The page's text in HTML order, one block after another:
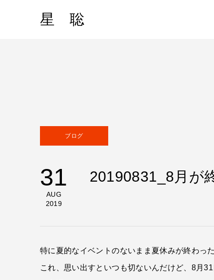
星 聡
ブログ
31
AUG
2019
20190831_8月が
特に夏的なイベントのないまま夏休みが終わっ
これ、思い出すといつも切ないんだけど、8月